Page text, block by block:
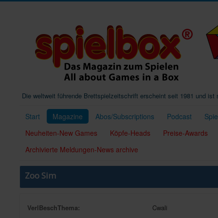
Die weltweit führende Brettspielzeitschrift erscheint seit 1981 und
Start Magazine Abos/Subscriptions Podcast
Neuheiten-New Games
Köpfe-Heads
Preise-Awards
Archivierte Meldungen-News archive
Zoo Sim
VerlBeschThema:
Cwali